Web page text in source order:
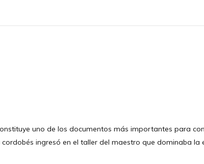
uno de los documentos más importantes para
ingresó en el taller del maestro que dominaba la